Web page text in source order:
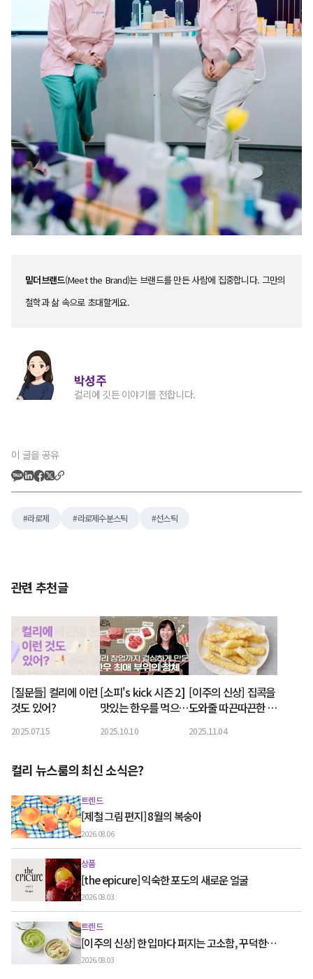
밑더브랜드(Meet the Brand)는 브랜드를 만든 사람에 집중합니다. 그만의
철학과 삶 속으로 초대할게요.
박성주
컬리에 깃든 이야기를 전합니다.
이 글을 공유
라로제 라로제수분스틱 선스틱
관련 추천글
[질문들] 컬리에 이런
것도 있어?
2025.07.15
[소피's kick 시즌 2]
맛있는 한우를 먹으려
은? ‘PPUL’
2025.10.10
[이주의 신상] 집콕을
도와줄 따끈따끈한 신
2025.11.04
컬리 뉴스룸의 최신 소식은?
트렌드
[제철 그림 편지] 8월의 복숭아
2026.08.06
상품
[the epicure] 익숙한 포도의 새로운 얼굴
2026.08.03
트렌드
[이주의 신상] 한 입마다 퍼지는 고소함, 꾸덕한
그릭요거트와 우유 디저트
2026.08.03